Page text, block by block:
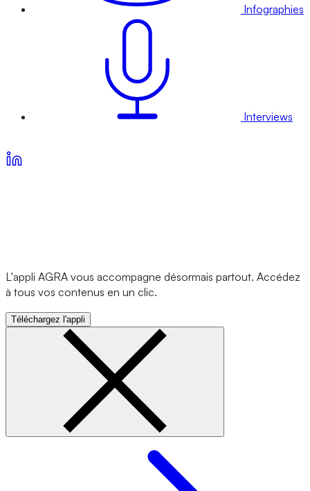
Infographies
Interviews
L'appli AGRA vous accompagne désormais partout. Accédez
à tous vos contenus en un clic.
Téléchargez l'appli